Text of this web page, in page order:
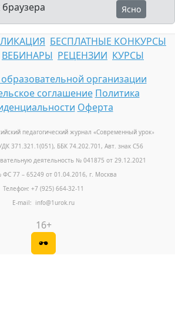
Ясно
БЕСПЛАТНЫЕ КОНКУРСЫ
ВЕБИНАРЫ РЕЦЕНЗИИ КУРСЫ
организации
соглашение Политика
Оферта
педагогический журнал «Современный урок»
371.321.1(051), ББК 74.202.701, Авт. знак С56
деятельность № 041875 от 29.12.2021
77 – 65249 от 01.04.2016, г. Москва
Телефон: +7 (925) 664-32-11
E-mail: info@1urok.ru
16+